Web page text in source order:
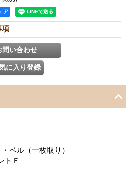
ア
項
ベル（一枚取り）
トＦ